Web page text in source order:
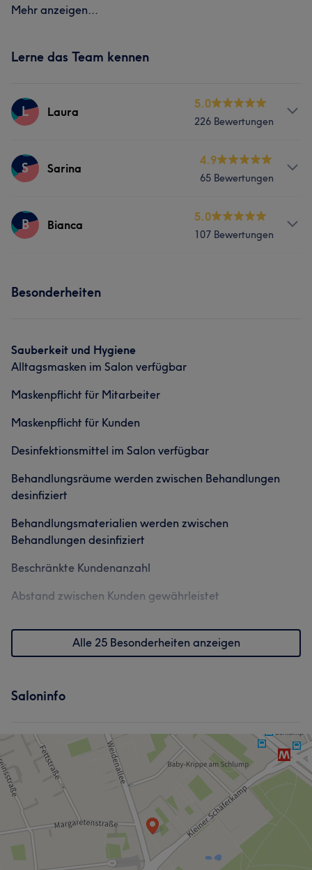
Mehr anzeigen...
Lerne das Team kennen
L Laura
5.0
226 Bewertungen
Services
Was unsere Kunden über Laura sagen
Sympathisch 14
S Sarina
4.9
65 Bewertungen
Services
B Bianca
5.0
107 Bewertungen
Was unsere Kunden über Bianca sagen
Professionell 7
Besonderheiten
Sauberkeit und Hygiene
Alltagsmasken im Salon verfügbar
Maskenpflicht für Mitarbeiter
Maskenpflicht für Kunden
Desinfektionsmittel im Salon verfügbar
Behandlungsräume werden zwischen Behandlungen
desinfiziert
Behandlungsmaterialien werden zwischen
Behandlungen desinfiziert
Beschränkte Kundenanzahl
Abstand zwischen Kunden gewährleistet
Alle 25 Besonderheiten anzeigen
Saloninfo